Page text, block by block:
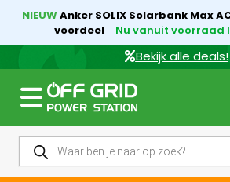
NIEUWAnker SOLIX Solarbank Max
voordeel
Nu vanuit voorraad
Bekijk alle deals!